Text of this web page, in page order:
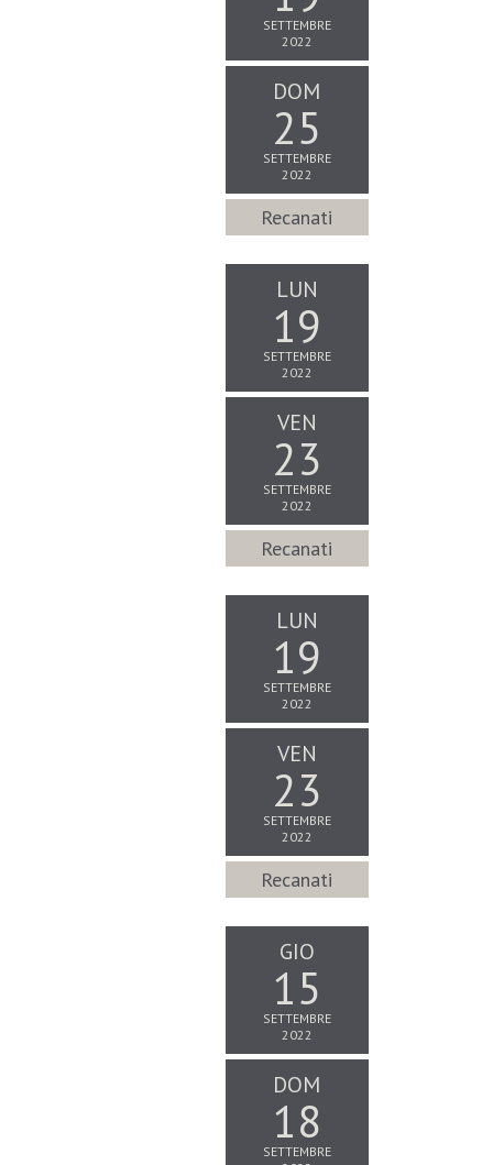
SETTEMBRE
2022
DOM
25
SETTEMBRE
2022
Recanati
LUN
19
SETTEMBRE
2022
VEN
23
SETTEMBRE
2022
Recanati
LUN
19
SETTEMBRE
2022
VEN
23
SETTEMBRE
2022
Recanati
GIO
15
SETTEMBRE
2022
DOM
18
SETTEMBRE